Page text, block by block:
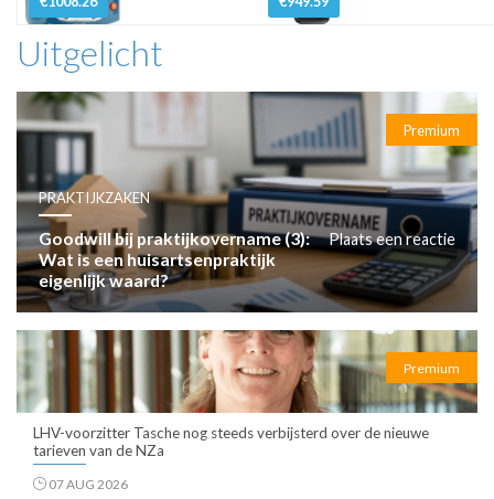
Uitgelicht
Premium
PRAKTIJKZAKEN
Goodwill bij praktijkovername (3):
Wat is een huisartsenpraktijk
eigenlijk waard?
Plaats een reactie
Premium
LHV-voorzitter Tasche nog steeds verbijsterd over de nieuwe
tarieven van de NZa
07 AUG 2026